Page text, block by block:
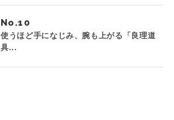
No.
使うほど手になじみ、腕も上がる「良理道
具...